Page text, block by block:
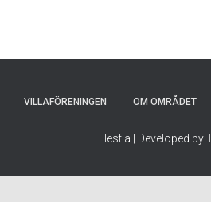
VILLAFÖRENINGEN OM OMRÅDET
Hestia | Developed by